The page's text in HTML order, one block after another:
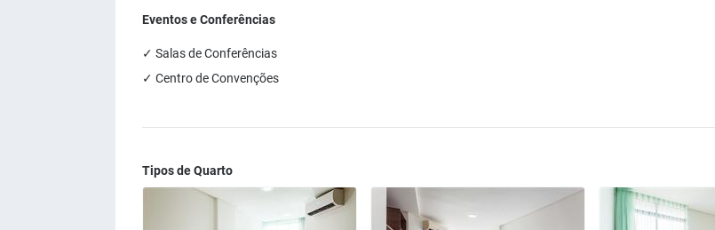
Eventos e Conferências
✓ Salas de Conferências
✓ Centro de Convenções
Tipos de Quarto